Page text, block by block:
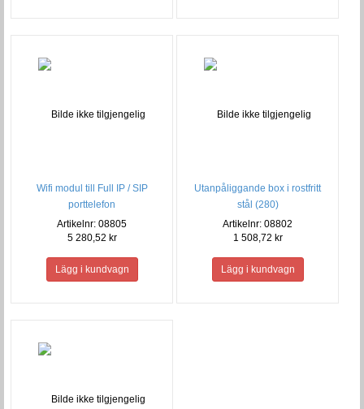
Wifi modul till Full IP / SIP
porttelefon
Artikelnr: 08805
5 280,52 kr
Utanpåliggande box i rostfritt
stål (280)
Artikelnr: 08802
1 508,72 kr